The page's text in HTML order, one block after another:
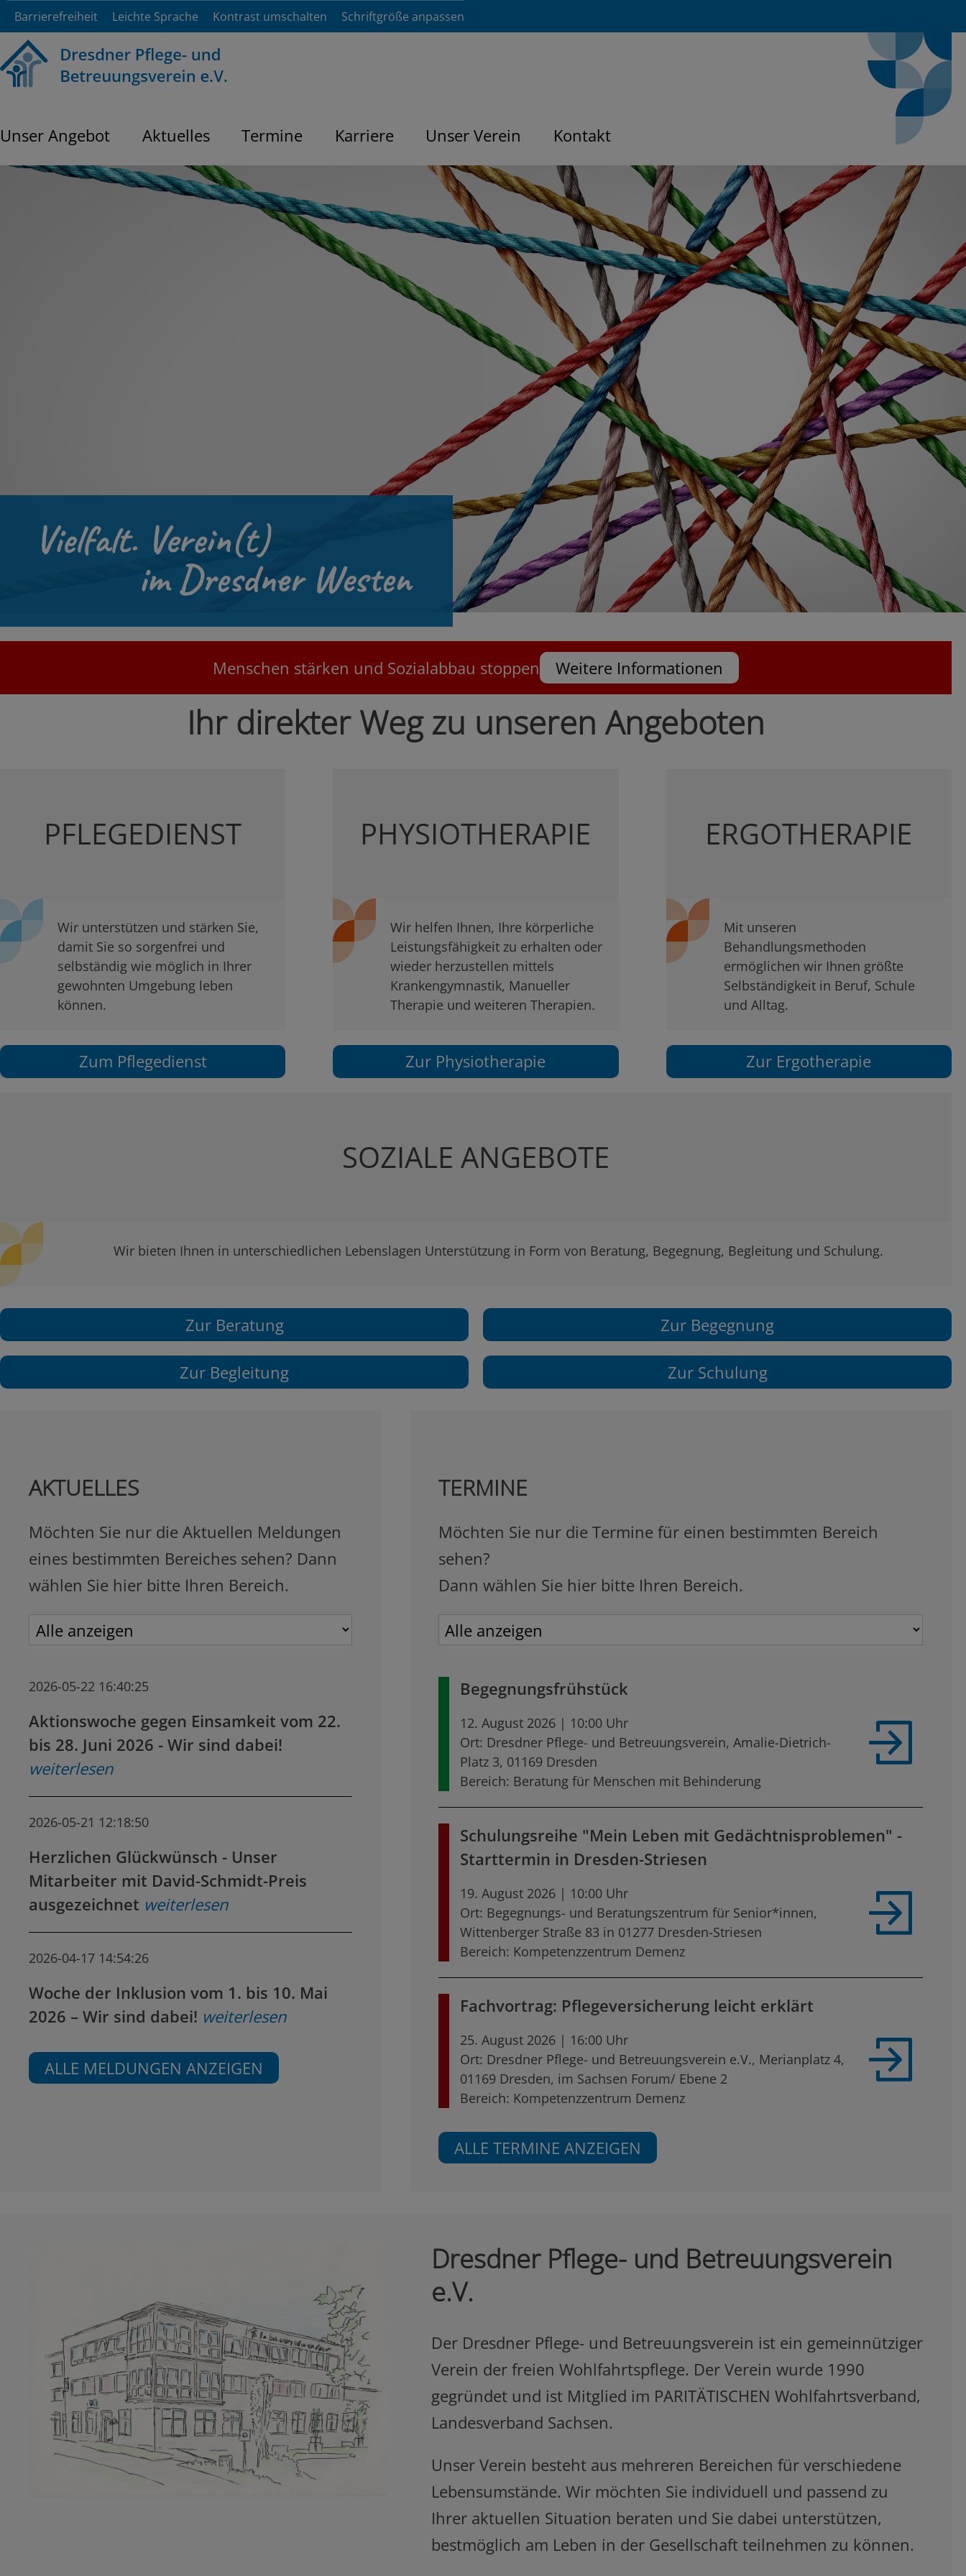
Barrierefreiheit Leichte Sprache Kontrast umschalten Schriftgröße anpassen
Unser Angebot Aktuelles Termine Karriere Unser Verein Kontakt
Menschen stärken und Sozialabbau stoppen Weitere Informationen
Ihr direkter Weg zu unseren Angeboten
PFLEGEDIENST
Wir unterstützen und stärken Sie,
damit Sie so sorgenfrei und
selbständig wie möglich in Ihrer
gewohnten Umgebung leben
können.
Zum Pflegedienst
PHYSIOTHERAPIE
Wir helfen Ihnen, Ihre körperliche
Leistungsfähigkeit zu erhalten oder
wieder herzustellen mittels
Krankengymnastik, Manueller
Therapie und weiteren Therapien.
Zur Physiotherapie
ERGOTHERAPIE
Mit unseren
Behandlungsmethoden
ermöglichen wir Ihnen größte
Selbständigkeit in Beruf, Schule
und Alltag.
Zur Ergotherapie
SOZIALE ANGEBOTE
Wir bieten Ihnen in unterschiedlichen Lebenslagen Unterstützung in Form von Beratung, Begegnung, Begleitung und Schulung.
Zur Beratung Zur Begegnung
Zur Begleitung Zur Schulung
AKTUELLES
Möchten Sie nur die Aktuellen Meldungen
eines bestimmten Bereiches sehen? Dann
wählen Sie hier bitte Ihren Bereich.
2026-05-22 16:40:25
Aktionswoche gegen Einsamkeit vom 22.
bis 28. Juni 2026 - Wir sind dabei!
weiterlesen
2026-05-21 12:18:50
Herzlichen Glückwünsch - Unser
Mitarbeiter mit David-Schmidt-Preis
ausgezeichnet weiterlesen
2026-04-17 14:54:26
Woche der Inklusion vom 1. bis 10. Mai
2026 – Wir sind dabei! weiterlesen
ALLE MELDUNGEN ANZEIGEN
TERMINE
Möchten Sie nur die Termine für einen bestimmten Bereich
sehen?
Dann wählen Sie hier bitte Ihren Bereich.
Begegnungsfrühstück
12. August 2026 | 10:00 Uhr
Ort: Dresdner Pflege- und Betreuungsverein, Amalie-Dietrich-
Platz 3, 01169 Dresden
Bereich: Beratung für Menschen mit Behinderung
Schulungsreihe "Mein Leben mit Gedächtnisproblemen" -
Starttermin in Dresden-Striesen
19. August 2026 | 10:00 Uhr
Ort: Begegnungs- und Beratungszentrum für Senior*innen,
Wittenberger Straße 83 in 01277 Dresden-Striesen
Bereich: Kompetenzzentrum Demenz
Fachvortrag: Pflegeversicherung leicht erklärt
25. August 2026 | 16:00 Uhr
Ort: Dresdner Pflege- und Betreuungsverein e.V., Merianplatz 4,
01169 Dresden, im Sachsen Forum/ Ebene 2
Bereich: Kompetenzzentrum Demenz
ALLE TERMINE ANZEIGEN
Dresdner Pflege- und Betreuungsverein
e.V.
Der Dresdner Pflege- und Betreuungsverein ist ein gemeinnütziger
Verein der freien Wohlfahrtspflege. Der Verein wurde 1990
gegründet und ist Mitglied im PARITÄTISCHEN Wohlfahrtsverband,
Landesverband Sachsen.
Unser Verein besteht aus mehreren Bereichen für verschiedene
Lebensumstände. Wir möchten Sie individuell und passend zu
Ihrer aktuellen Situation beraten und Sie dabei unterstützen,
bestmöglich am Leben in der Gesellschaft teilnehmen zu können.